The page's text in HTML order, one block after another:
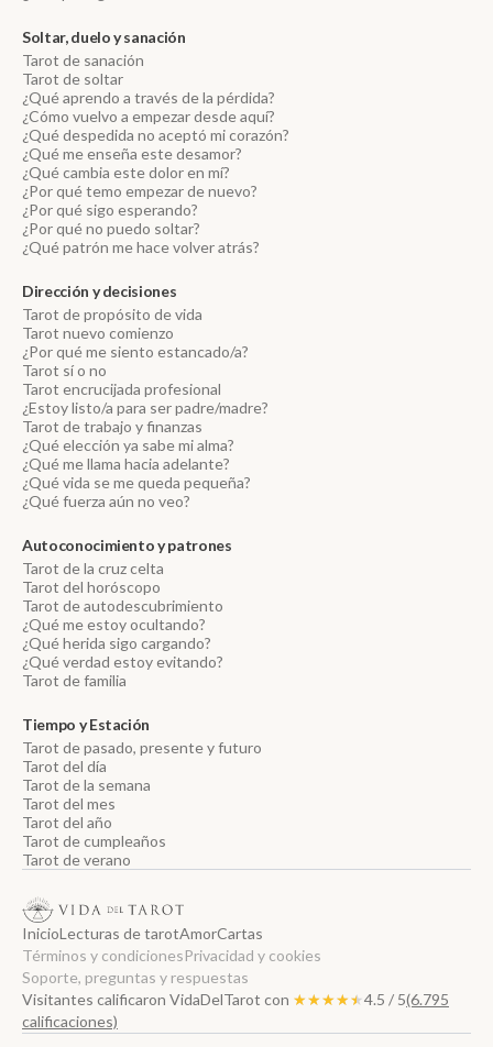
Soltar, duelo y sanación
Tarot de sanación
Tarot de soltar
¿Qué aprendo a través de la pérdida?
¿Cómo vuelvo a empezar desde aquí?
¿Qué despedida no aceptó mi corazón?
¿Qué me enseña este desamor?
¿Qué cambia este dolor en mí?
¿Por qué temo empezar de nuevo?
¿Por qué sigo esperando?
¿Por qué no puedo soltar?
¿Qué patrón me hace volver atrás?
Dirección y decisiones
Tarot de propósito de vida
Tarot nuevo comienzo
¿Por qué me siento estancado/a?
Tarot sí o no
Tarot encrucijada profesional
¿Estoy listo/a para ser padre/madre?
Tarot de trabajo y finanzas
¿Qué elección ya sabe mi alma?
¿Qué me llama hacia adelante?
¿Qué vida se me queda pequeña?
¿Qué fuerza aún no veo?
Autoconocimiento y patrones
Tarot de la cruz celta
Tarot del horóscopo
Tarot de autodescubrimiento
¿Qué me estoy ocultando?
¿Qué herida sigo cargando?
¿Qué verdad estoy evitando?
Tarot de familia
Tiempo y Estación
Tarot de pasado, presente y futuro
Tarot del día
Tarot de la semana
Tarot del mes
Tarot del año
Tarot de cumpleaños
Tarot de verano
InicioLecturas de tarotAmorCartas
Términos y condicionesPrivacidad y cookies
Soporte, preguntas y respuestas
Visitantes calificaron VidaDelTarot con ★★★★★
★★★★★4.5 / 5(6.795
calificaciones)